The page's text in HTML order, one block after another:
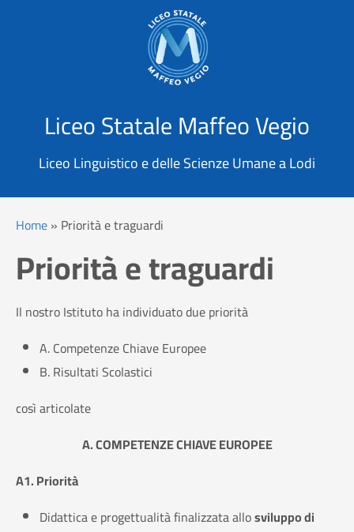
Liceo Statale Maffeo Vegio
Liceo Linguistico e delle Scienze Umane a Lodi
Cerca
Home» Priorità e traguardi
Priorità e traguardi
Il nostro Istituto ha individuato due priorità
A. Competenze Chiave Europee
B. Risultati Scolastici
così articolate
A. COMPETENZE CHIAVE EUROPEE
A1. Priorità
Didattica e progettualità finalizzata allosviluppo di